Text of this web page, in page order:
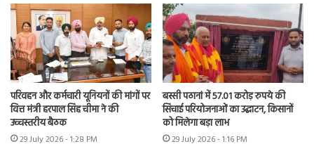
परिवहन और कर्मचारी यूनियनों की मांगों पर
वित्त मंत्री हरपाल सिंह चीमा ने की
उच्चस्तरीय बैठक
29 July 2026 - 1:28 PM
बस्सी पठानां में 57.01 करोड़ रुपये की
सिंचाई परियोजनाओं का उद्घाटन, किसानों
को मिलेगा बड़ा लाभ
29 July 2026 - 1:16 PM